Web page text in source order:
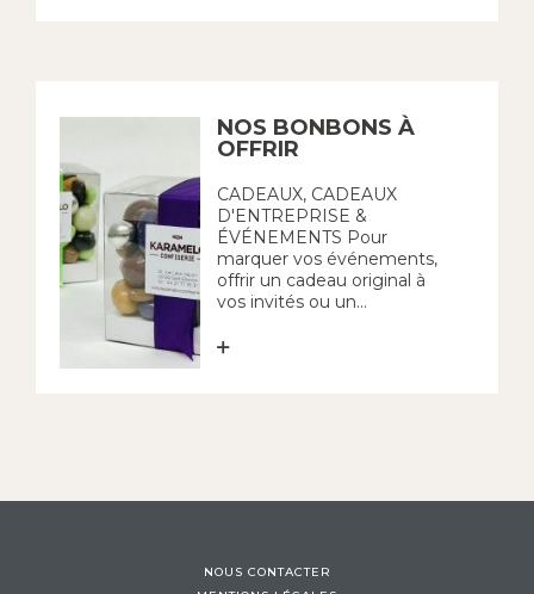
NOS BONBONS À
OFFRIR
CADEAUX, CADEAUX
D'ENTREPRISE &
ÉVÉNEMENTS Pour
marquer vos événements,
offrir un cadeau original à
vos invités ou un...
NOUS CONTACTER